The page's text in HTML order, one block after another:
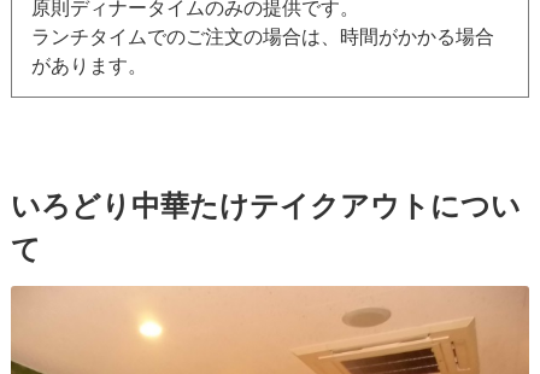
原則ディナータイムのみの提供です。
ランチタイムでのご注文の場合は、時間がかかる場合
があります。
いろどり中華たけテイクアウトについ
て